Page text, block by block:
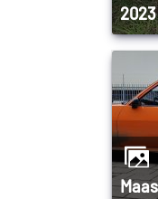
2023
Maas en Kempen rit